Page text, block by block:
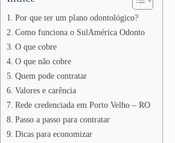
Por que ter um plano odontológico?
Como funciona o SulAmérica Odonto
O que cobre
O que não cobre
Quem pode contratar
Valores e carência
Rede credenciada em Porto Velho – RO
Passo a passo para contratar
Dicas para economizar